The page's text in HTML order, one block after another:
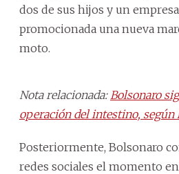
dos de sus hijos y un
promocionada una nueva
moto.
Nota relacionada: Bolsonaro
operación del intestino, según
Posteriormente, Bolsonaro
redes sociales el momento